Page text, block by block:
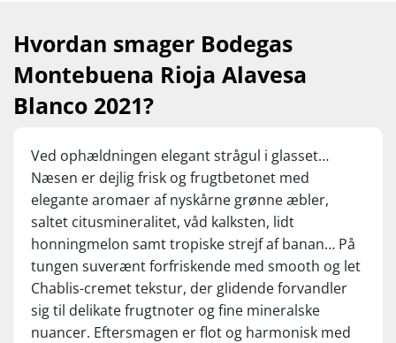
Hvordan smager Bodegas
Montebuena Rioja Alavesa
Blanco 2021?
Ved ophældningen elegant strågul i glasset…
Næsen er dejlig frisk og frugtbetonet med
elegante aromaer af nyskårne grønne æbler,
saltet citusmineralitet, våd kalksten, lidt
honningmelon samt tropiske strejf af banan… På
tungen suverænt forfriskende med smooth og let
Chablis-cremet tekstur, der glidende forvandler
sig til delikate frugtnoter og fine mineralske
nuancer. Eftersmagen er flot og harmonisk med